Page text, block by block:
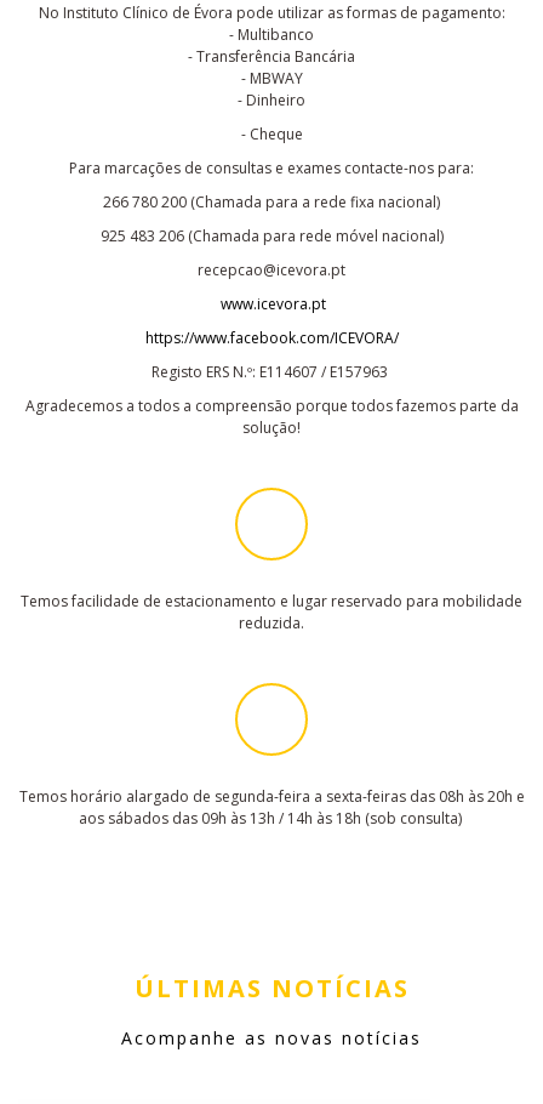
No Instituto Clínico de Évora pode utilizar as formas de pagamento:
- Multibanco
- Transferência Bancária
- MBWAY
- Dinheiro
- Cheque
Para marcações de consultas e exames contacte-nos para:
266 780 200 (Chamada para a rede fixa nacional)
925 483 206 (Chamada para rede móvel nacional)
recepcao@icevora.pt
www.icevora.pt
https://www.facebook.com/ICEVORA/
Registo ERS N.º: E114607 / E157963
Agradecemos a todos a compreensão porque todos fazemos parte da
solução!
Temos facilidade de estacionamento e lugar reservado para mobilidade
reduzida.
Temos horário alargado de segunda-feira a sexta-feiras das 08h às 20h e
aos sábados das 09h às 13h / 14h às 18h (sob consulta)
ÚLTIMAS NOTÍCIAS
Acompanhe as novas notícias